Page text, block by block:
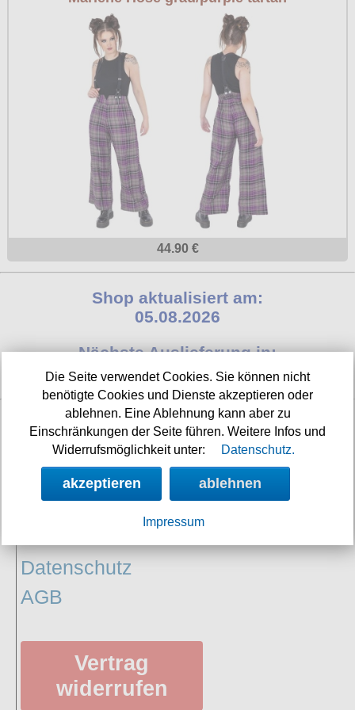
44.90 €
Shop aktualisiert am:
05.08.2026
Nächste Auslieferung in:
13h 0m 49s
INFORMATIONEN
Widerrufsbelehrung
Datenschutz
AGB
Vertrag
widerrufen
Die Seite verwendet Cookies. Sie können nicht
benötigte Cookies und Dienste akzeptieren oder
ablehnen. Eine Ablehnung kann aber zu
Einschränkungen der Seite führen. Weitere Infos und
Widerrufsmöglichkeit unter:
Datenschutz.
akzeptieren ablehnen
Impressum